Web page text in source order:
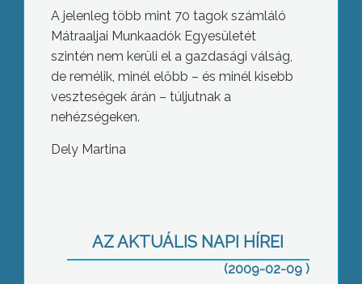
A jelenleg több mint 70 tagok számláló
Mátraaljai Munkaadók Egyesületét
szintén nem kerüli el a gazdasági válság,
de remélik, minél előbb – és minél kisebb
veszteségek árán – túljutnak a
nehézségeken.
Dely Martina
AZ AKTUÁLIS NAPI HÍREI
(2009-02-09 )
megdöbbentette a Veszprémi tragédia